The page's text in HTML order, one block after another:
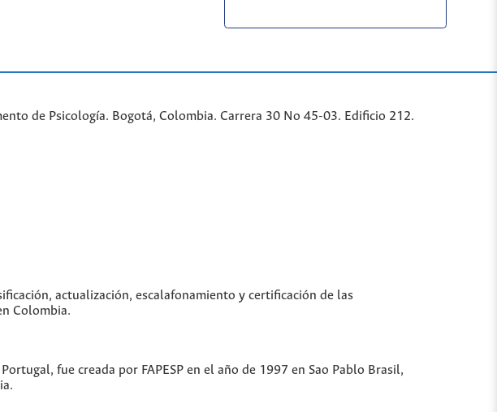
de Psicología. Bogotá, Colombia. Carrera 30 No 45-03. Edificio 212.
actualización, escalafonamiento y certificación de las
Colombia.
fue creada por FAPESP en el año de 1997 en Sao Pablo Brasil,